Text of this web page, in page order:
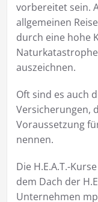
vorbereitet sein.
allgemeinen
durch eine hohe
auszeichnen.
Oft sind es auch
Versicherungen,
Voraussetzung
nennen.
Die H.E.A.T.-
dem Dach der
Unternehmen